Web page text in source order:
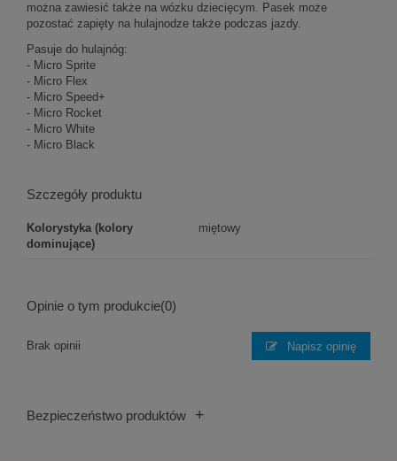
można zawiesić także na wózku dziecięcym. Pasek może
pozostać zapięty na hulajnodze także podczas jazdy.
Pasuje do hulajnóg:
- Micro Sprite
- Micro Flex
- Micro Speed+
- Micro Rocket
- Micro White
- Micro Black
Szczegóły produktu
Kolorystyka (kolory
dominujące)
miętowy
Opinie o tym produkcie(0)
Brak opinii Napisz opinię
Bezpieczeństwo produktów +